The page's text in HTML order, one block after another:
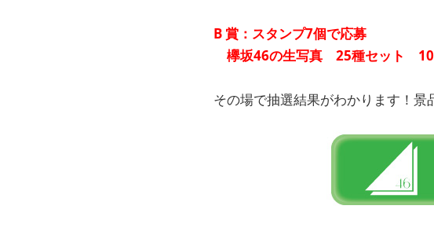
B 賞：スタンプ7個で応募
欅坂46の生写真 25種セット
その場で抽選結果がわかります！景